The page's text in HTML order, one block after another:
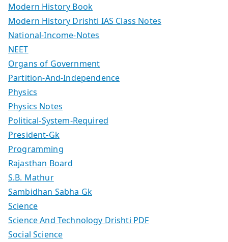
Modern History Book
Modern History Drishti IAS Class Notes
National-Income-Notes
NEET
Organs of Government
Partition-And-Independence
Physics
Physics Notes
Political-System-Required
President-Gk
Programming
Rajasthan Board
S.B. Mathur
Sambidhan Sabha Gk
Science
Science And Technology Drishti PDF
Social Science